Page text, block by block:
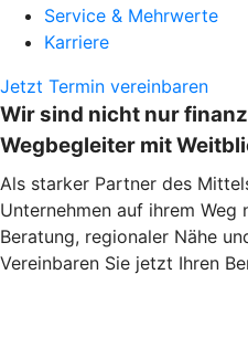
Service & Mehrwerte
Karriere
Jetzt Termin vereinbaren
Wir sind nicht nur
Wegbegleiter mit
Als starker Partner des
Unternehmen auf ihrem
Beratung, regionaler Nähe
Vereinbaren Sie jetzt Ihren